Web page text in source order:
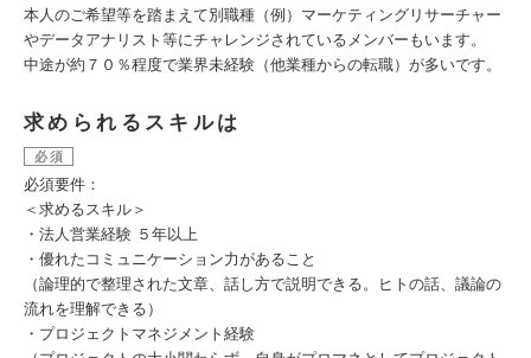
本人のご希望等を踏まえて別職種（例）マーケティングリサーチャー
やデータアナリスト等にチャレンジされているメンバーもいます。
中途が約７０％程度で業界未経験（他業種からの転職）が多いです。
求められるスキルは
必須
必須要件：
＜求めるスキル＞
・法人営業経験 ５年以上
・優れたコミュニケーション力があること
（論理的で整理された文章、話し方で説明できる。ヒトの話、議論の
流れを理解できる）
・プロジェクトマネジメント経験